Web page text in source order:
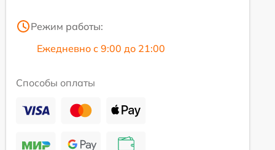
Режим работы:
Ежедневно с 9:00 до 21:00
Способы оплаты